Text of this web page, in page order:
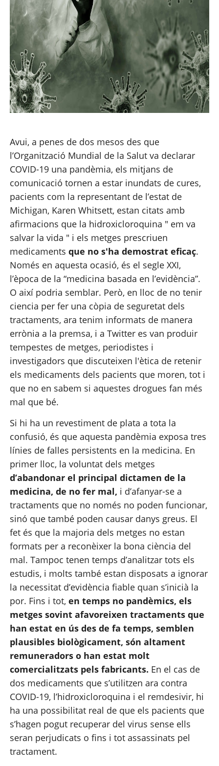
Avui, a penes de dos mesos des que
l’Organització Mundial de la Salut va declarar
COVID-19 una pandèmia, els mitjans de
comunicació tornen a estar inundats de cures,
pacients com la representant de l’estat de
Michigan, Karen Whitsett, estan citats amb
afirmacions que la hidroxicloroquina " em va
salvar la vida " i els metges prescriuen
medicaments que no s'ha demostrat eficaç.
Només en aquesta ocasió, és el segle XXI,
l’època de la “medicina basada en l’evidència”.
O així podria semblar. Però, en lloc de no tenir
ciencia per fer una còpia de seguretat dels
tractaments, ara tenim informats de manera
errònia a la premsa, i a Twitter es van produir
tempestes de metges, periodistes i
investigadors que discuteixen l'ètica de retenir
els medicaments dels pacients que moren, tot i
que no en sabem si aquestes drogues fan més
mal que bé.
Si hi ha un revestiment de plata a tota la
confusió, és que aquesta pandèmia exposa tres
línies de falles persistents en la medicina. En
d’abandonar el principal dictamen de la
medicina, de no fer mal, i d’afanyar-se a
tractaments que no només no poden funcionar,
sinó que també poden causar danys greus. El
fet és que la majoria dels metges no estan
formats per a reconèixer la bona ciència del
mal. Tampoc tenen temps d’analitzar tots els
estudis, i molts també estan disposats a ignorar
la necessitat d’evidència fiable quan s’inicià la
por. Fins i tot, en temps no pandèmics, els
metges sovint afavoreixen tractaments que
han estat en ús des de fa temps, semblen
plausibles biològicament, són altament
remuneradors o han estat molt
comercialitzats pels fabricants. En el cas de
dos medicaments que s’utilitzen ara contra
COVID-19, l’hidroxicloroquina i el remdesivir, hi
ha una possibilitat real de que els pacients que
s’hagen pogut recuperar del virus sense ells
seran perjudicats o fins i tot assassinats pel
tractament.